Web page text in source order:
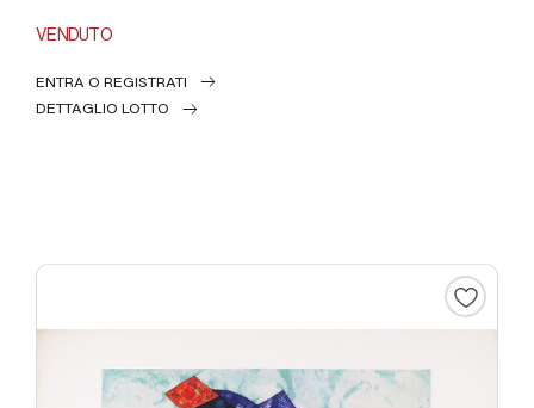
VENDUTO
ENTRA O REGISTRATI
DETTAGLIO LOTTO